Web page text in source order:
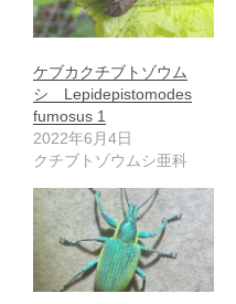
ケブカクチブトゾウム
シ Lepidepistomodes
fumosus 1
2022年6月4日
クチブトゾウムシ亜科